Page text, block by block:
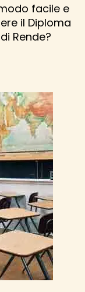
facile e
il Diploma
Rende?